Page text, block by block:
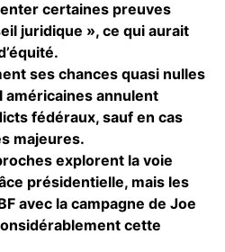
certaines preuves
juridique », ce qui aurait
ses chances quasi nulles
américaines annulent
fédéraux, sauf en cas
majeures.
explorent la voie
présidentielle, mais les
avec la campagne de Joe
cette